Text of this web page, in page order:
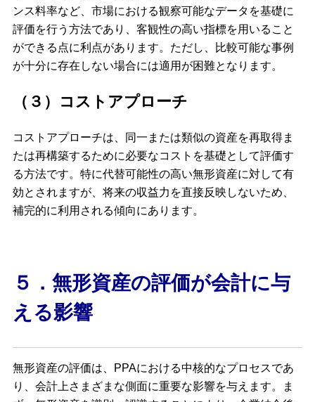
ンス料率など、市場における観察可能なデータを基礎に
評価を行う方法であり、客観性の高い指標を用いること
ができる点に利点があります。ただし、比較可能な事例
が十分に存在しない場合には適用が困難となります。
（３）コストアプローチ
コストアプローチは、同一または類似の資産を再取得ま
たは再構築するために必要なコストを基礎として評価す
る方法です。特に代替可能性の高い無形資産に対して有
効とされますが、将来の収益力を直接反映しないため、
補完的に利用される傾向にあります。
５．無形資産の評価が会計に与
える影響
無形資産の評価は、PPAにおける中核的なプロセスであ
り、会計上さまざまな側面に重要な影響を与えます。ま